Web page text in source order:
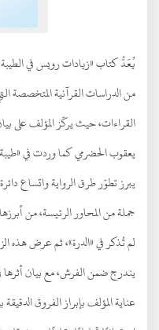
يُعَدُّ كتاب «زيادات رويس في الطيبة
من الدراسات القرآنية المتخصصة
القراءات، حيث يركّز المؤلف على
يعقوب الحضرمي كما وردت في «طيبة
يبرز تطوّر طرق الرواية واتساع
جملة من المحاور الرئيسة، من
لم تُذكر في «الدرة»، ثم عرض هذه
يندرج ضمن الفرش، مع بيان أثرها
عناية المؤلف بإبراز الفروق